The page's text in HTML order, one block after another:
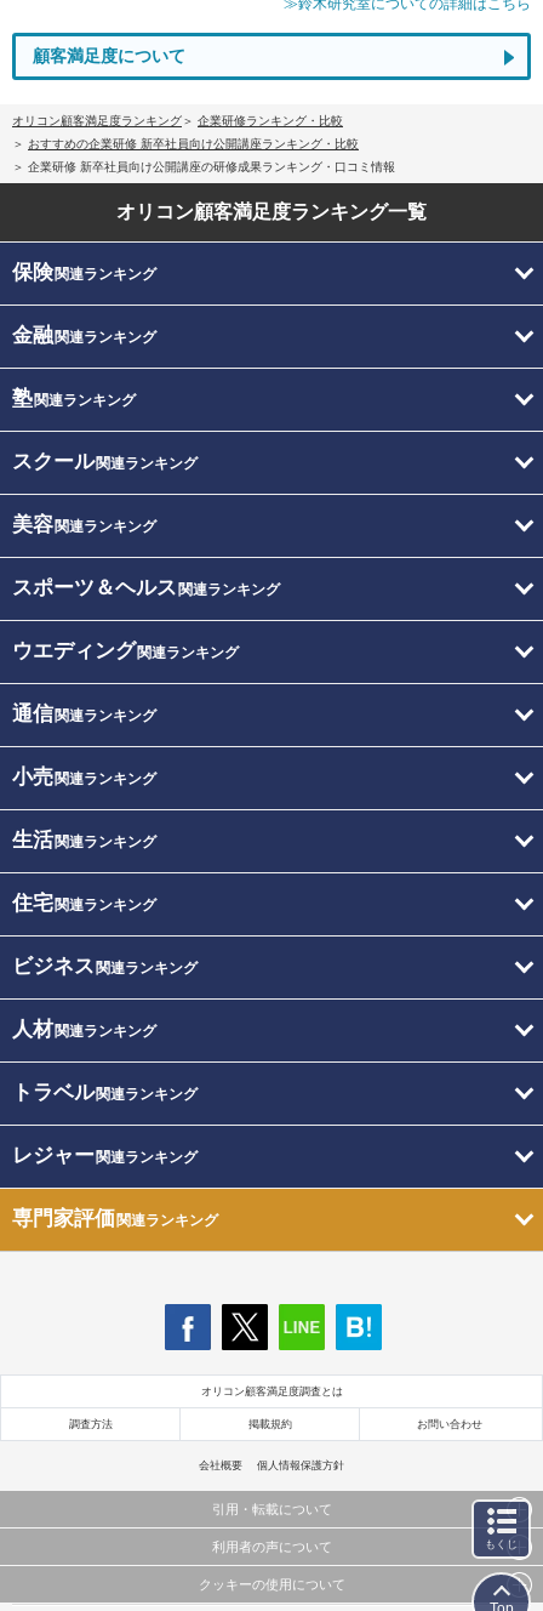
顧客満足度について
オリコン顧客満足度ランキング
企業研修ランキング・比較
おすすめの企業研修 新卒社員向け公開講座ランキング・比較
企業研修 新卒社員向け公開講座の研修成果ランキング・口コミ情報
オリコン顧客満足度ランキング一覧
保険関連ランキング
金融関連ランキング
塾関連ランキング
スクール関連ランキング
美容関連ランキング
スポーツ＆ヘルス 関連ランキング
ウエディング関連ランキング
通信関連ランキング
小売関連ランキング
生活関連ランキング
住宅関連ランキング
ビジネス 関連ランキング
人材関連ランキング
トラベル関連ランキング
レジャー関連ランキング
専門家評価関連ランキング
オリコン顧客満足度調査とは
調査方法 掲載規約 お問い合わせ
会社概要 個人情報保護方針
引用・転載について
当サイトで公開されている情報（文字、写真、イラスト、画像データ等）及びこれらの配置・
これらの情報を権利者の許可なく無断転載・複製などの二次利用を行うことは固く禁じており
利用者の声について
当サイトに掲載している内容はすべてサービスの利用者が提出された見解・感想です。
クッキーの使用について
もくじ